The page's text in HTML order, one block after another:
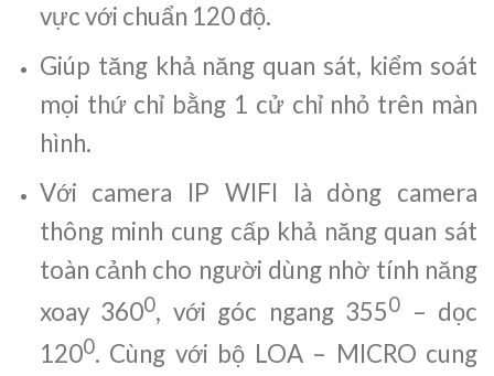
vực với chuẩn 120 độ.
Giúp tăng khả năng quan sát, kiểm soát
mọi thứ chỉ bằng 1 cử chỉ nhỏ trên màn
hình.
Với camera IP WIFI là dòng camera
thông minh cung cấp khả năng quan sát
toàn cảnh cho người dùng nhờ tính năng
xoay 3600, với góc ngang 3550 – dọc
1200. Cùng với bộ LOA – MICRO cung